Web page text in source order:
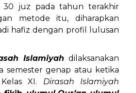
30 juz pada tahun terakhir
metode itu, diharapkan
hafiz dengan profil lulusan
Islamiyah dilaksanakan
semester genap atau ketika
XI. Dirasah Islamiyah